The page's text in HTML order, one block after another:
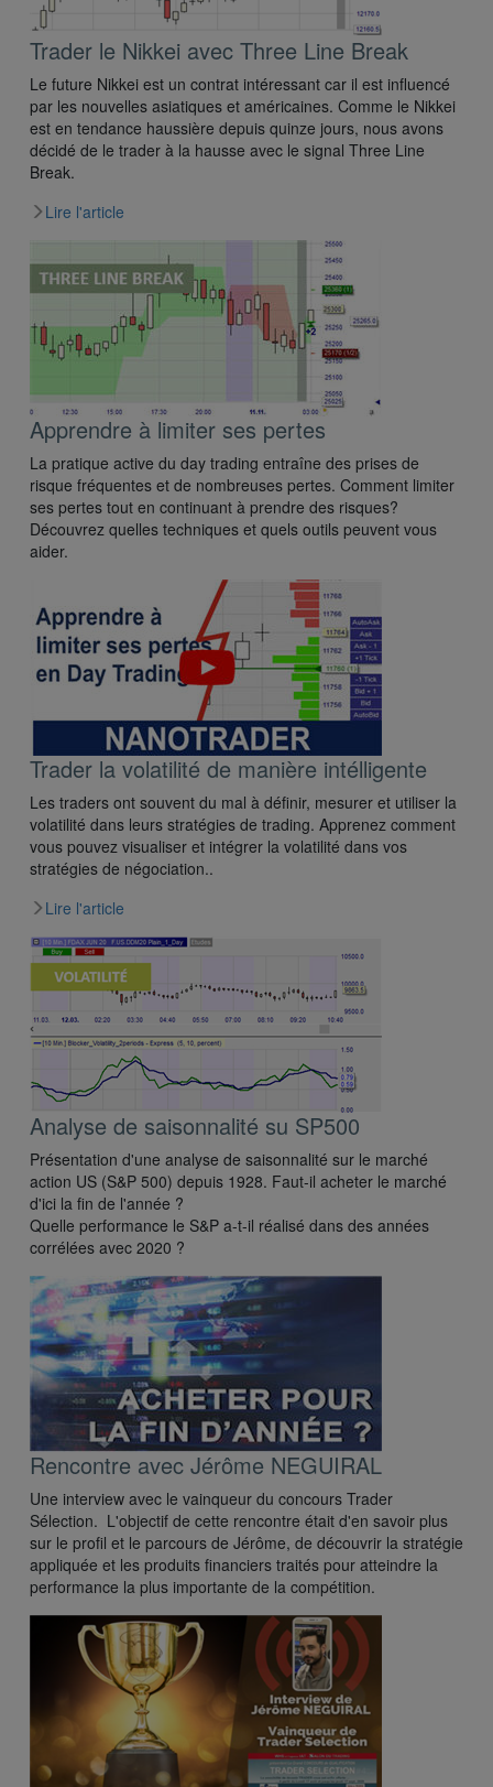
Trader le Nikkei avec Three Line Break
Le future Nikkei est un contrat intéressant car il est influencé
par les nouvelles asiatiques et américaines. Comme le Nikkei
est en tendance haussière depuis quinze jours, nous avons
décidé de le trader à la hausse avec le signal Three Line
Break.
Lire l'article
Apprendre à limiter ses pertes
La pratique active du day trading entraîne des prises de
risque fréquentes et de nombreuses pertes. Comment limiter
ses pertes tout en continuant à prendre des risques?
Découvrez quelles techniques et quels outils peuvent vous
aider.
Trader la volatilité de manière intélligente
Les traders ont souvent du mal à définir, mesurer et utiliser la
volatilité dans leurs stratégies de trading. Apprenez comment
vous pouvez visualiser et intégrer la volatilité dans vos
stratégies de négociation..
Lire l'article
Analyse de saisonnalité su SP500
Présentation d'une analyse de saisonnalité sur le marché
action US (S&P 500) depuis 1928. Faut-il acheter le marché
d'ici la fin de l'année ?
Quelle performance le S&P a-t-il réalisé dans des années
corrélées avec 2020 ?
Rencontre avec Jérôme NEGUIRAL
Une interview avec le vainqueur du concours Trader
Sélection. L'objectif de cette rencontre était d'en savoir plus
sur le profil et le parcours de Jérôme, de découvrir la stratégie
appliquée et les produits financiers traités pour atteindre la
performance la plus importante de la compétition.